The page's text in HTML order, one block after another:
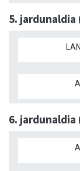
5. jardunaldia
6. jardunaldia